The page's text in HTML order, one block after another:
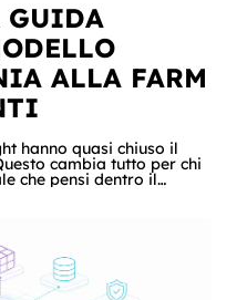
GUIDA
ALLA FARM
hanno quasi chiuso il
cambia tutto per chi
che pensi dentro il
uscire. Ma la
per gradino, e cosa
sia sovranità e non un
racconta entrambe, con